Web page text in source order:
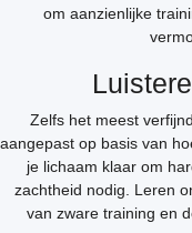
om aanzienlijke
Zelfs het meest
aangepast op basis van
je lichaam klaar om
zachtheid nodig. Leren
van zware training en